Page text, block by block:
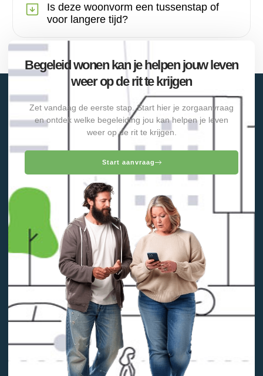
Is deze woonvorm een tussenstap of
voor langere tijd?
Begeleid wonen kan je helpen jouw leven
weer op de rit te krijgen
Zet vandaag de eerste stap. Start hier je zorgaanvraag
en ontdek welke begeleiding jou kan helpen je leven
weer op de rit te krijgen.
Start aanvraag